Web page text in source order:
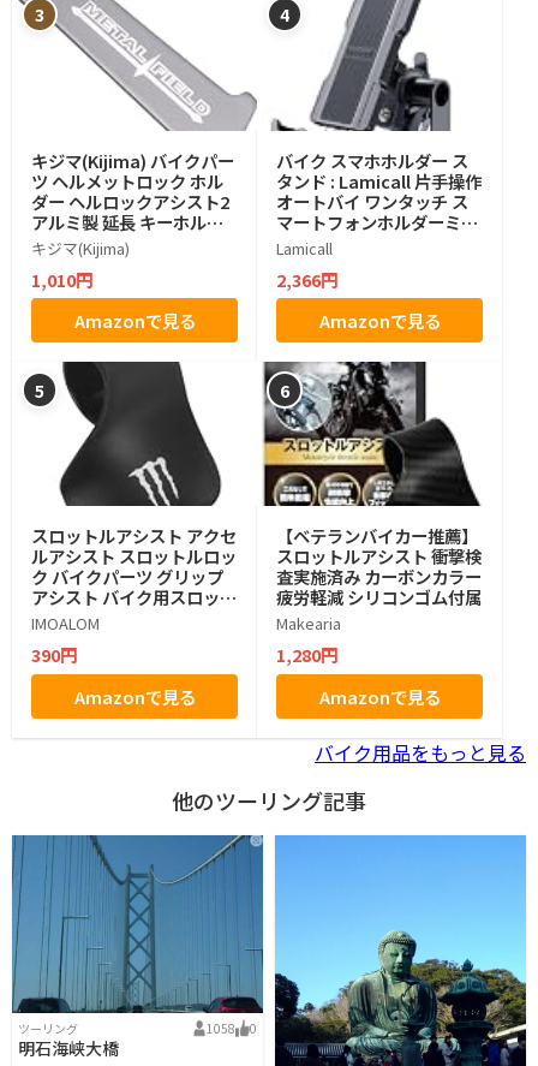
3
キジマ(Kijima) バイクパー
ツ ヘルメットロック ホル
ダー ヘルロックアシスト2
アルミ製 延長 キーホルダ
ー ラチェットチンストラッ
プ用 ガンメタ P00033
キジマ(Kijima)
1,010円
Amazonで見る
4
バイク スマホホルダー ス
タンド : Lamicall 片手操作
オートバイ ワンタッチ ス
マートフォンホルダーミラ
ーマウント付き バイク用
携帯ホルダー 原付 スマホ
ホルダー 360度回転 振動吸
収 iPhone2025 iPhone 1
7 17pro Air 16 15 14 13 12
11 8 plus pro max androi
d 4.7－6.8インチに対応
Lamicall
2,366円
Amazonで見る
5
スロットルアシスト アクセ
ルアシスト スロットルロッ
ク バイクパーツ グリップ
アシスト バイク用スロット
ル 取り付け簡単 バイク用
サイドカバー アクセル補助
幅広い対応 PAW
IMOALOM
390円
Amazonで見る
6
【ベテランバイカー推薦】
スロットルアシスト 衝撃検
査実施済み カーボンカラー
疲労軽減 シリコンゴム付属
Makearia
1,280円
Amazonで見る
バイク用品をもっと見る
他のツーリング記事
ツーリング 1058 0
明石海峡大橋